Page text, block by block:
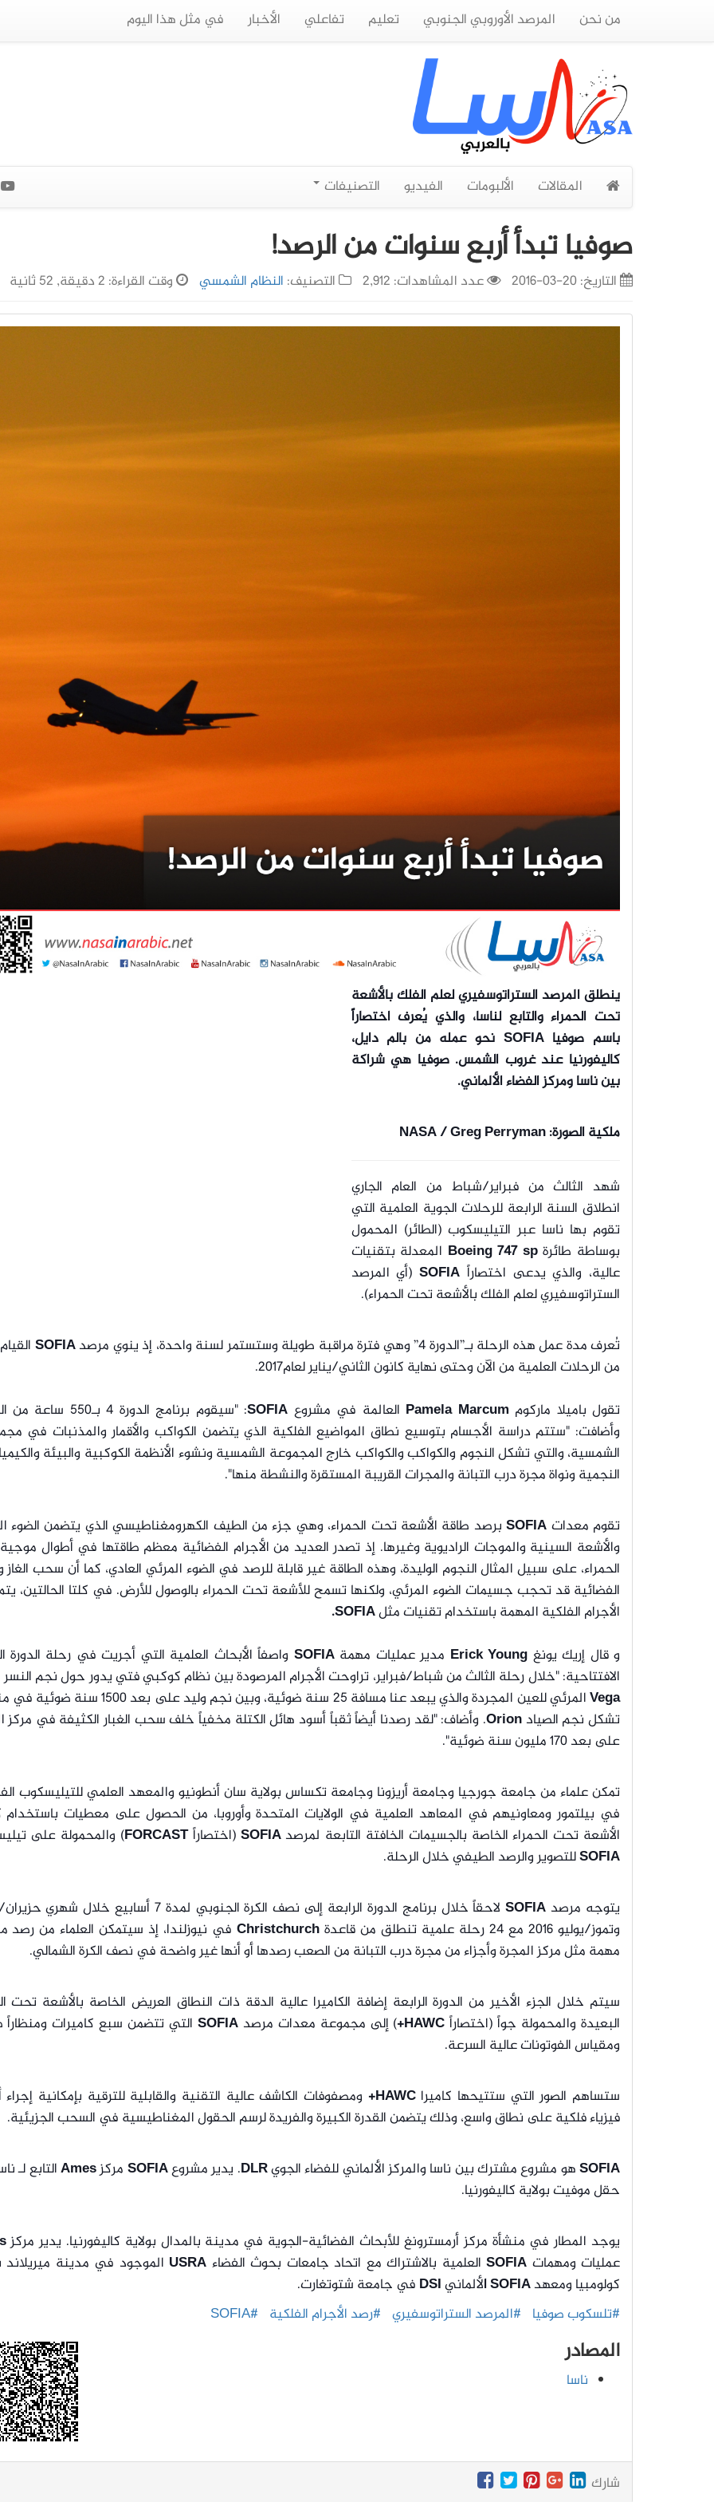
من نحن المرصد الأوروبي الجنوبي تعليم تفاعلي الأخبار في مثل هذا اليوم
المقالات الألبومات الفيديو التصنيفات
صوفيا تبدأ أربع سنوات من الرصد!
التاريخ:20-03-2016 عدد المشاهدات: 2,912 التصنيف: النظام الشمسي وقت القراءة: 2 دقيقة, 52 ثانية
ينطلق المرصد الستراتوسفيري لعلم الفلك بالأشعة
تحت الحمراء والتابع لناسا، والذي يُعرف اختصاراً
باسم صوفيا SOFIA نحو عمله من بالم دايل،
كاليفورنيا عند غروب الشمس. صوفيا هي شراكة
بين ناسا ومركز الفضاء الألماني.
ملكية الصورة: NASA / Greg Perryman
شهد الثالث من فبراير/شباط من العام الجاري
انطلاق السنة الرابعة للرحلات الجوية العلمية التي
تقوم بها ناسا عبر التيليسكوب (الطائر) المحمول
بوساطة طائرةBoeing 747 sp
المعدلة بتقنيات
عالية، والذي يدعى اختصاراً
(أي المرصد
الستراتوسفيري لعلم الفلك بالأشعة تحت الحمراء).
تُعرف مدة عمل هذه الرحلة بـ”الدورة 4” وهي فترة مراقبة طويلة وستستمر لسنة واحدة، إذ ينوي مرصد SOFIA
من الرحلات العلمية من الآن وحتى نهاية كانون الثاني/يناير لعام2017.
تقول باميلا ماركوم Pamela Marcum العالمة في مشروع SOFIA
: "سيقوم برنامج الدورة 4
وأضافت: "ستتم دراسة الأجسام بتوسيع نطاق المواضيع الفلكية الذي يتضمن الكواكب والأقمار والمذنبات في
الشمسية، والتي تشكل النجوم والكواكب والكواكب خارج المجموعة الشمسية ونشوء الأنظمة الكوكبية والبيئة
النجمية ونواة مجرة درب التبانة والمجرات القريبة المستقرة والنشطة منها".
تقوم معدات SOFIAبرصد طاقة الأشعة تحت الحمراء، وهي جزء من الطيف الكهرومغناطيسي الذي يتضمن الضوء
والأشعة السينية والموجات الراديوية وغيرها. إذ تصدر العديد من الأجرام الفضائية معظم طاقتها في أطوال
الحمراء، على سبيل المثال النجوم الوليدة، وهذه الطاقة غير قابلة للرصد في الضوء المرئي العادي، كما أن سحب الغاز
الفضائية قد تحجب جسيمات الضوء المرئي، ولكنها تسمح للأشعة تحت الحمراء بالوصول للأرض. في كلتا الحالتين،
الأجرام الفلكية المهمة باستخدام تقنيات مثلSOFIA.
و قال إريك يونغ Erick Young مدير عمليات مهمةSOFIA واصفاً الأبحاث العلمية التي أجريت في رحلة الدورة
الافتتاحية: "خلال رحلة الثالث من شباط/فبراير، تراوحت الأجرام المرصودة بين نظام كوكبي فتي يدور حول نجم النسر
Vega
المرئي للعين المجردة والذي يبعد عنا مسافة 25 سنة ضوئية، وبين نجم وليد على
تشكل نجم الصياد Orion. وأضاف: "لقد رصدنا أيضاً ثقباً أسود هائل الكتلة مخفياً خلف سحب الغبار الكثيفة في مركز
على بعد 170 مليون سنة ضوئية".
تمكن علماء من جامعة جورجيا وجامعة أريزونا وجامعة تكساس بولاية سان أنطونيو والمعهد العلمي للتيليسكوب
في بيلتمور ومعاونيهم في المعاهد العلمية في الولايات المتحدة وأوروبا، من الحصول على معطيات باستخدام
الأشعة تحت الحمراء الخاصة بالجسيمات الخافتة التابعة لمرصدSOFIA (اختصاراًFORCAST
) والمحمولة على
SOFIAللتصوير والرصد الطيفي خلال الرحلة.
يتوجه مرصد SOFIA
لاحقاً خلال برنامج الدورة الرابعة إلى نصف الكرة الجنوبي لمدة 7 أسابيع خلال
وتموز/يوليو 2016 مع 24 رحلة علمية تنطلق من قاعدة
Christchurchفي نيوزلندا، إذ سيتمكن العلماء من رصد
مهمة مثل مركز المجرة وأجزاء من مجرة درب التبانة من الصعب رصدها أو أنها غير واضحة في نصف الكرة الشمالي.
سيتم خلال الجزء الأخير من الدورة الرابعة إضافة الكاميرا عالية الدقة ذات النطاق العريض الخاصة بالأشعة تحت
البعيدة والمحمولة جواً (اختصاراً HAWC+ ) إلى مجموعة معدات مرصدSOFIA التي تتضمن سبع كاميرات ومنظاراً
ومقياس الفوتونات عالية السرعة.
ستساهم الصور التي ستتيحها كاميرا HAWC+
ومصفوفات الكاشف عالية التقنية والقابلية للترقية بإمكانية
فيزياء فلكية على نطاق واسع، وذلك يتضمن القدرة الكبيرة والفريدة لرسم الحقول المغناطيسية في السحب الجزيئية.
SOFIAهو مشروع مشترك بين ناسا والمركز الألماني للفضاء الجويDLR . يدير مشروعSOFIA مركزAmesالتابع لـ
حقل موفيت بولاية كاليفورنيا.
يوجد المطار في منشأة مركز أرمسترونغ للأبحاث الفضائية-الجوية في مدينة بالمدال بولاية كاليفورنيا. يدير مركز
عمليات ومهمات
العلمية بالاشتراك مع اتحاد جامعات بحوث الفضاء USRA الموجود في مدينة ميريلاند
كولومبيا ومعهدSOFIA ا لألمانيDSI في جامعة شتوتغارت.
#تلسكوب صوفيا #المرصد الستراتوسفيري #رصد الأجرام الفلكية #SOFIA
المصادر
ناسا
شارك